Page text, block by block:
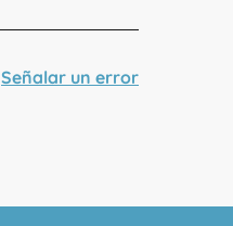
Señalar un error